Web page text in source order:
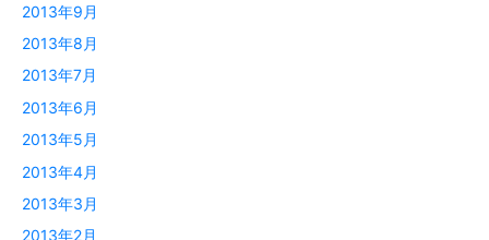
2013年9月
2013年8月
2013年7月
2013年6月
2013年5月
2013年4月
2013年3月
2013年2月